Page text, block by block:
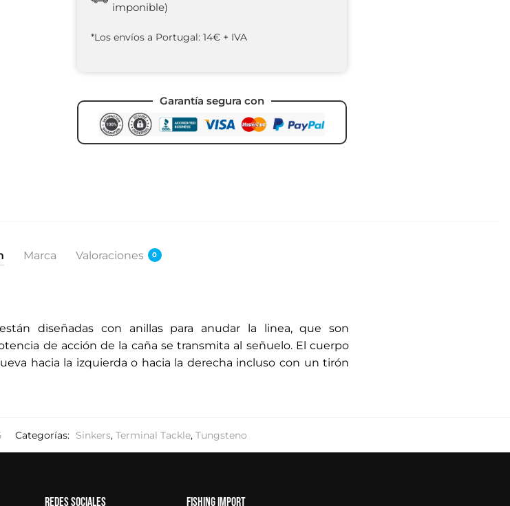
imponible)
*Los envíos a Portugal: 14€ + IVA
Garantía segura con
Marca Valoraciones 0
diseñadas con anillas para anudar la linea, que son
de acción de la caña se transmita al señuelo. El cuerpo
hacia la izquierda o hacia la derecha incluso con un tirón
Categorías: Sinkers, Terminal Tackle, Tungsteno
Redes sociales Fishing Import